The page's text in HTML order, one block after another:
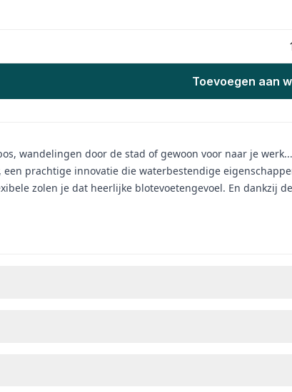
Toevoegen aan
wandelingen door de stad of gewoon voor naar je
een prachtige innovatie die waterbestendige
zolen je dat heerlijke blotevoetengevoel. En